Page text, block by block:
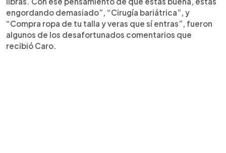
engordando demasiado”, “Cirugía bariátrica”, y
“Compra ropa de tu talla y veras que sí entras”, fueron
algunos de los desafortunados comentarios que
recibió Caro.